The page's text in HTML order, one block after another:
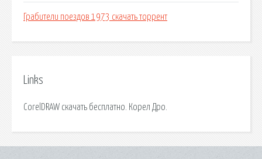
Грабители поездов 1973 скачать торрент
Links
CorelDRAW скачать бесплатно. Корел Дро.